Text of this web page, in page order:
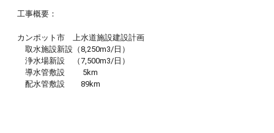
工事概要：
カンポット市 上水道施設建設計画
取水施設新設（8,250m3/日）
浄水場新設 （7,500m3/日）
導水管敷設 5km
配水管敷設 89km